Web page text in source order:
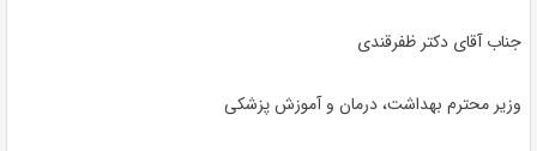
جناب آقای دکتر ظفرقندی
وزیر محترم بهداشت، درمان و آموزش پزشکی